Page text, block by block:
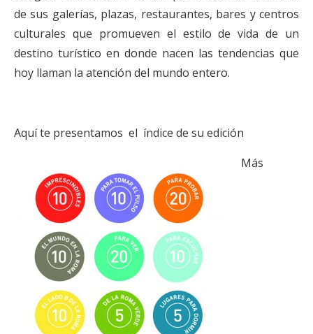
de sus galerías, plazas, restaurantes, bares y centros
culturales que promueven el estilo de vida de un
destino turístico en donde nacen las tendencias que
hoy llaman la atención del mundo entero.
Aquí te presentamos el índice de su edición
Más